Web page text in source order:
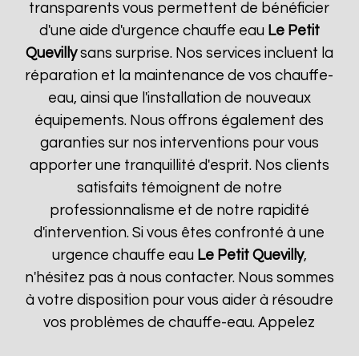
transparents vous permettent de bénéficier
d'une aide d'urgence chauffe eau Le Petit
Quevillysans surprise. Nos services incluent la
réparation et la maintenance de vos chauffe-
eau, ainsi que l'installation de nouveaux
équipements. Nous offrons également des
garanties sur nos interventions pour vous
apporter une tranquillité d'esprit. Nos clients
satisfaits témoignent de notre
professionnalisme et de notre rapidité
d'intervention. Si vous êtes confronté à une
urgence chauffe eau Le Petit Quevilly,
n'hésitez pas à nous contacter. Nous sommes
à votre disposition pour vous aider à résoudre
vos problèmes de chauffe-eau. Appelez